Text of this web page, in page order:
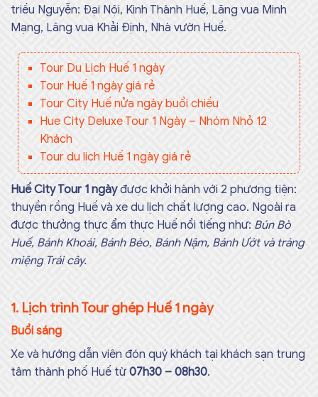
triều Nguyễn: Đại Nội, Kinh Thành Huế, Lăng vua Minh
Mạng, Lăng vua Khải Định, Nhà vườn Huế.
Tour Du Lịch Huế 1 ngày
Tour Huế 1 ngày giá rẻ
Tour City Huế nửa ngày buổi chiều
Hue City Deluxe Tour 1 Ngày – Nhóm Nhỏ 12
Khách
Tour du lịch Huế 1 ngày giá rẻ
Huế City Tour 1 ngàyđược khởi hành với 2 phương tiện:
thuyền rồng Huế và xe du lịch chất lượng cao. Ngoài ra
được thưởng thực ẩm thực Huế nổi tiếng như: Bún Bò
Huế, Bánh Khoái, Bánh Bèo, Bánh Nậm, Bánh Ướt và tráng
miệng Trái cây.
1. Lịch trình Tour ghép Huế 1 ngày
Buổi sáng
Xe và hướng dẫn viên đón quý khách tại khách sạn trung
tâm thành phố Huế từ 07h30 – 08h30.